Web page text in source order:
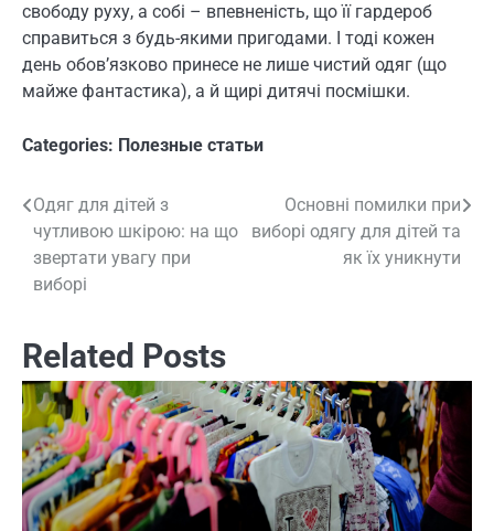
свободу руху, а собі – впевненість, що її гардероб
справиться з будь-якими пригодами. І тоді кожен
день обов’язково принесе не лише чистий одяг (що
майже фантастика), а й щирі дитячі посмішки.
Categories: Полезные статьи
Навигация
по
записям
Одяг для дітей з
чутливою шкірою: на що
звертати увагу при
виборі
Основні помилки при
виборі одягу для дітей та
як їх уникнути
Related Posts